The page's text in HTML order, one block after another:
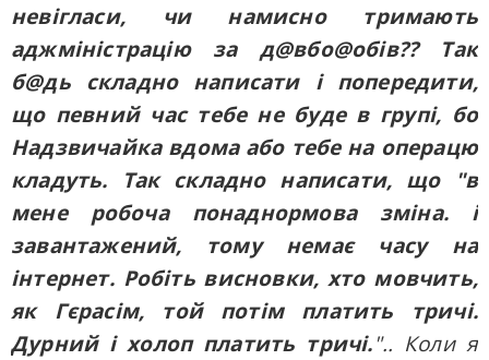
невігласи, чи намисно тримають
аджміністрацію за д@вбо@обів?? Так
б@дь складно написати і попередити,
що певний час тебе не буде в групі, бо
Надзвичайка вдома або тебе на операцю
кладуть. Так складно написати, що "в
мене робоча понаднормова зміна. і
завантажений, тому немає часу на
інтернет. Робіть висновки, хто мовчить,
як Гєрасім, той потім платить тричі.
Дурний і холоп платить тричі.".. Коли я